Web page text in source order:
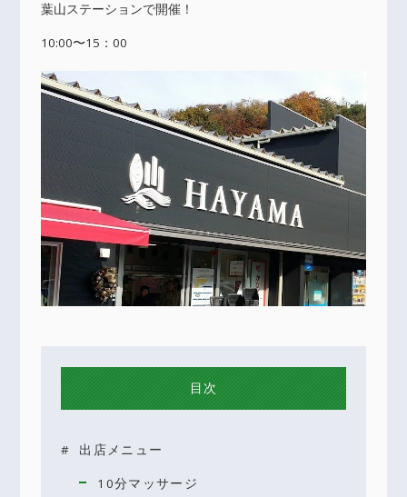
葉山ステーションで開催！
10:00〜15：00
目次
出店メニュー
10分マッサージ